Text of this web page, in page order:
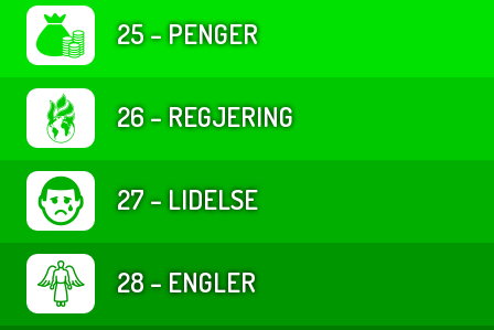
25 – PENGER
26 – REGJERING
27 – LIDELSE
28 – ENGLER